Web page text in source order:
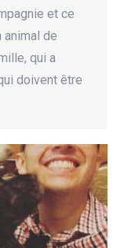
et ce
animal de
qui a
doivent être